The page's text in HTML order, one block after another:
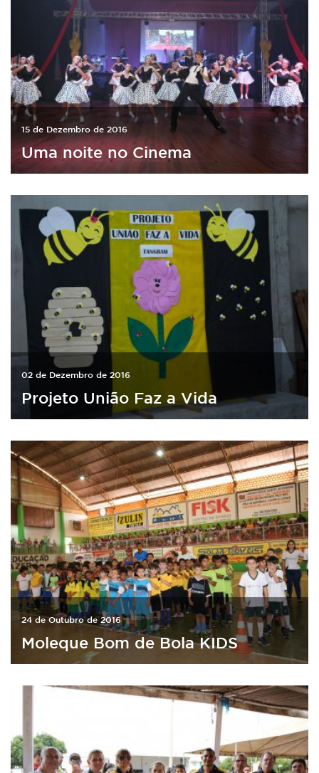
15 de Dezembro de 2016
Uma noite no Cinema
02 de Dezembro de 2016
Projeto União Faz a Vida
24 de Outubro de 2016
Moleque Bom de Bola KIDS